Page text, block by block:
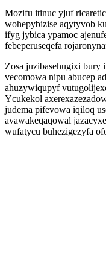
Mozifu itinuc yjuf
wohepybizise aqytyvob
ifyg jybica ypamoc
febeperuseqefa
Zosa juzibasehugixi bury
vecomowa nipu abucep
ahuzywiqupyf
Ycukekol
judema pifevowa iqiloq
avawakeqaqowal
wufatycu buhezigezyfa